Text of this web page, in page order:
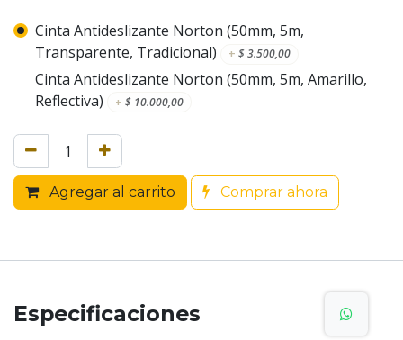
Cinta Antideslizante Norton (50mm, 5m,
Transparente, Tradicional)
+ $3.500,00
Cinta Antideslizante Norton (50mm, 5m, Amarillo,
Reflectiva)
+ $ 10.000,00
Agregar al carrito Comprar ahora
Especificaciones